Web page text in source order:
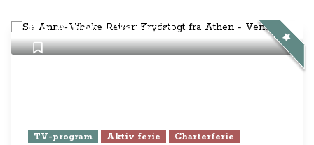
fra Athen - Venedig
TV-program Aktiv ferie Charterferie